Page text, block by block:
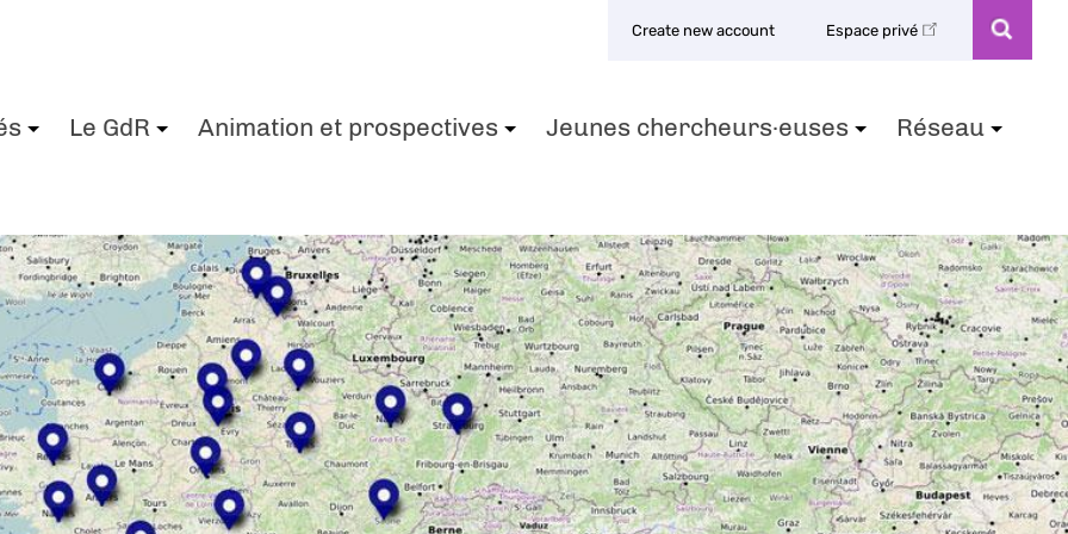
Create new account Espace privé
Le GdR Animation et prospectives Jeunes chercheurs·euses Réseau